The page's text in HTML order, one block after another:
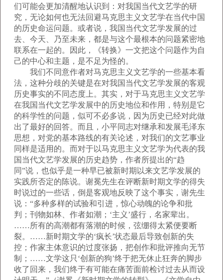
们可能会更加清醒地认识到：对我国当代文艺学的研
究，无论如何也无法回避马克思主义文艺学在当代中国
的历史命运问题。或者说，我国当代文艺学发展的过
去、今天、乃至未来，都是与这个最根本的问题紧密地
联系在一起的。因此，《转换》一文把这个问题作为自
己的中心和主题，是不足为怪的。
我们不同意作者对马克思主义文艺学的一些基本看
法，这种分歧的关键是在对我国当代文艺学发展的客观
历史事实的不同态度上。其实，对于马克思主义文艺学
在我国当代文艺学发展中的历史地位和作用，特别是它
的科学性的问题，似可不必多说，因为历史已经对此做
出了最好的回答。而且，小平同志对继承和发展毛泽东
思想，对党的基本路线的有关论述，对我们的文艺事业
同样是适用的。而对于以马克思主义文艺学为代表的我
国当代文艺学发展的历史趋势，作者所提出的“趋
同”说，也似乎是一种早已被新时期以来文艺学发展的
实践所否定的陈说。谢冕先生在评断新时期文学的得失
时说过的一些话，倒是客观地反映了这个事实，谢先生
说：“多种多样的试验和引进，惊心动魄的论争和批
判；刊物如林、作者如潮；‘主义’盛行，名家辈出。
……所有的高潮都有落潮的时候，弦绷得太紧便要断
裂。……新时期文学的‘疯长’状态最后导致创新的失
控；作家主体意识的过度张扬，把创作和批评推向无节
制；……文学这只‘创新的狗’终于把无休止狂奔的脚步
收了回来，我们终于有可能在痛苦面前检讨过去从而设